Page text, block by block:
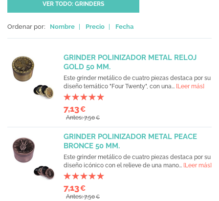
VER TODO: GRINDERS
Ordenar por: Nombre Precio Fecha
GRINDER POLINIZADOR METAL RELOJ
GOLD 50 MM.
Este grinder metálico de cuatro piezas destaca por su
diseño temático "Four Twenty", con una... [Leer más]
7,13€
Antes: 7,50€
GRINDER POLINIZADOR METAL PEACE
BRONCE 50 MM.
Este grinder metálico de cuatro piezas destaca por su
diseño icónico con el relieve de una mano... [Leer más]
7,13€
Antes: 7,50€